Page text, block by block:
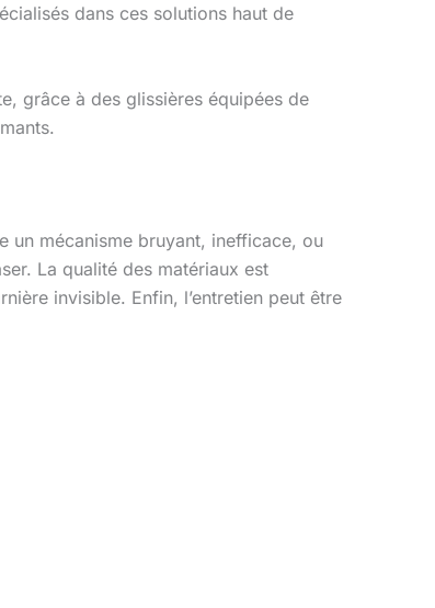
dans ces solutions haut de
grâce à des glissières équipées de
un mécanisme bruyant, inefficace, ou
La qualité des matériaux est
invisible. Enfin, l’entretien peut être